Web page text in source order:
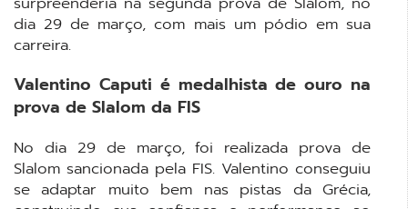
dia 29 de março, com mais um pódio em sua
carreira.
Valentino Caputi é medalhista de ouro na
prova de Slalom da FIS
No dia 29 de março, foi realizada prova de
Slalom sancionada pela FIS. Valentino conseguiu
se adaptar muito bem nas pistas da Grécia,